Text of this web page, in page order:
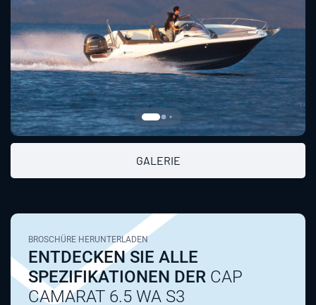
GALERIE
BROSCHÜRE HERUNTERLADEN
ENTDECKEN SIE ALLE
SPEZIFIKATIONEN DER CAP
CAMARAT 6.5 WA S3